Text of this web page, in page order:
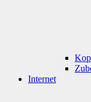
Internet